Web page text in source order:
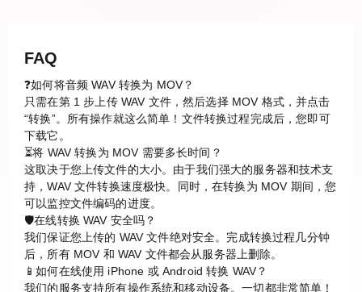
FAQ
❓如何将音频 WAV 转换为 MOV？
只需在第 1 步上传 WAV 文件，然后选择 MOV 格式，并点击
“转换”。所有操作就这么简单！文件转换过程完成后，您即可
下载它。
⏳将 WAV 转换为 MOV 需要多长时间？
这取决于您上传文件的大小。由于我们强大的服务器和技术支
持，WAV 文件转换速度极快。同时，在转换为 MOV 期间，您
可以监控文件编码的进度。
🛡️在线转换 WAV 安全吗？
我们保证您上传的 WAV 文件绝对安全。完成转换过程几分钟
后，所有 MOV 和 WAV 文件都会从服务器上删除。
📱如何在线使用 iPhone 或 Android 转换 WAV？
我们的服务支持所有操作系统和移动设备。一切都非常简单！